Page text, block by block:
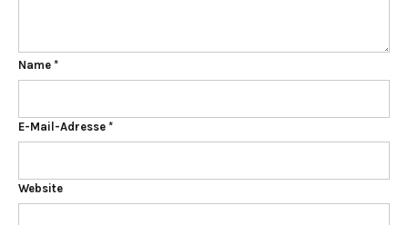
Name *
E-Mail-Adresse *
Website